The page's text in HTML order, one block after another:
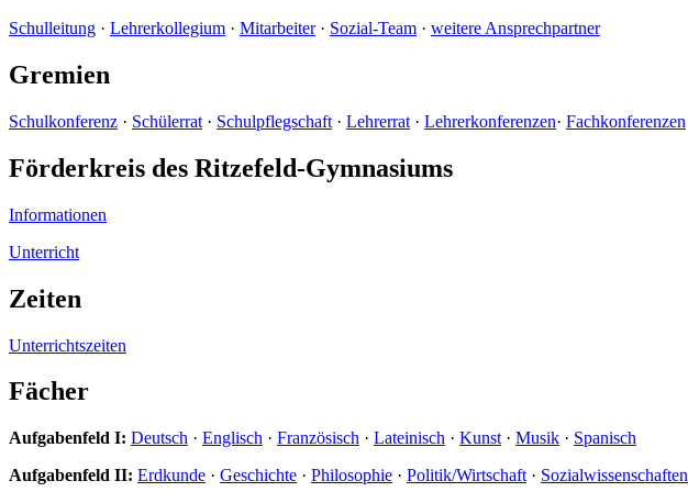
Schulleitung · Lehrerkollegium · Mitarbeiter· Sozial-Team · weitere Ansprechpartner
Gremien
Schulkonferenz · Schülerrat · Schulpflegschaft · Lehrerrat · Lehrerkonferenzen· Fachkonferenzen
Förderkreis des Ritzefeld-Gymnasiums
Informationen
Unterricht
Zeiten
Unterrichtszeiten
Fächer
Aufgabenfeld I: Deutsch · Englisch · Französisch · Lateinisch · Kunst · Musik · Spanisch
Aufgabenfeld II: Erdkunde · Geschichte · Philosophie · Politik/Wirtschaft · Sozialwissenschaften